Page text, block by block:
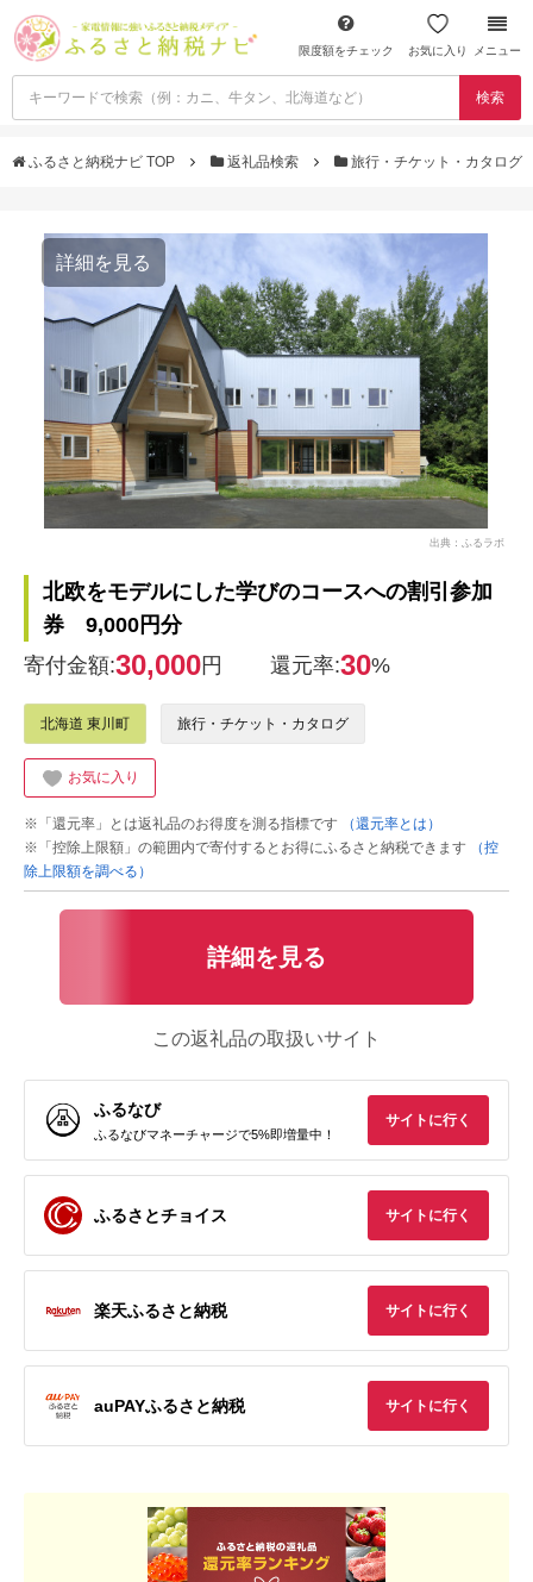
限度額をチェック お気に入り メニュー
検索
ふるさと納税ナビ TOP 返礼品検索 旅行・チケット・カタログ
詳細を見る
出典：ふるラボ
北欧をモデルにした学びのコースへの割引参加
券 9,000円分
寄付金額:30,000円 還元率:30%
北海道 東川町 旅行・チケット・カタログ
お気に入り
※「還元率」とは返礼品のお得度を測る指標です
（還元率とは）
※「控除上限額」の範囲内で寄付するとお得にふるさと納税できます
（控
除上限額を調べる）
詳細を見る
この返礼品の取扱いサイト
ふるなび
ふるなびマネーチャージで5%即増量中！
サイトに行く
ふるさとチョイス サイトに行く
楽天ふるさと納税 サイトに行く
auPAYふるさと納税 サイトに行く